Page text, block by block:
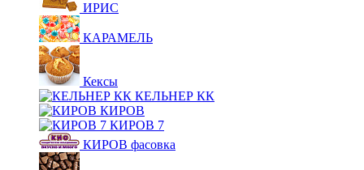
ИРИС
КАРАМЕЛЬ
Кексы
КЕЛЬНЕР КК
КИРОВ
КИРОВ 7
КИРОВ фасовка